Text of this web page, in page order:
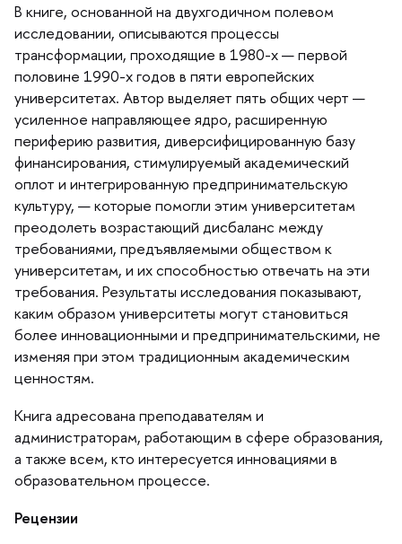
книге, основанной на двухгодичном полевом
исследовании, описываются процессы
трансформации, проходящие в 1980-х — первой
половине 1990-х годов в пяти европейских
университетах. Автор выделяет пять общих черт —
усиленное направляющее ядро, расширенную
периферию развития, диверсифицированную базу
финансирования, стимулируемый академический
оплот и интегрированную предпринимательскую
культуру, — которые помогли этим университетам
преодолеть возрастающий дисбаланс между
требованиями, предъявляемыми обществом к
университетам, и их способностью отвечать на эти
требования. Результаты исследования показывают,
каким образом университеты могут становиться
олее инновационными и предпринимательскими, не
изменяя при этом традиционным академическим
ценностям.
Книга адресована преподавателям и
администраторам, работающим в сфере образования,
а также всем, кто интересуется инновациями
образовательном процессе.
Рецензии